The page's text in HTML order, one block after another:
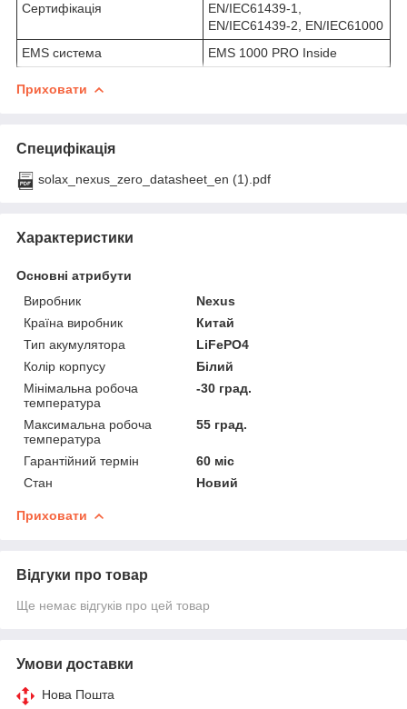
Сертифікація
EN/IEC61439-1,
EN/IEC61439-2, EN/IEC61000
EMS система
EMS 1000 PRO Inside
Приховати
Специфікація
solax_nexus_zero_datasheet_en (1).pdf
Характеристики
Основні атрибути
Виробник
Nexus
Країна виробник
Китай
Тип акумулятора
LiFePO4
Колір корпусу
Білий
Мінімальна робоча
температура
-30 град.
Максимальна робоча
температура
55 град.
Гарантійний термін
60 міс
Стан
Новий
Приховати
Відгуки про товар
Ще немає відгуків про цей товар
Умови доставки
Нова Пошта